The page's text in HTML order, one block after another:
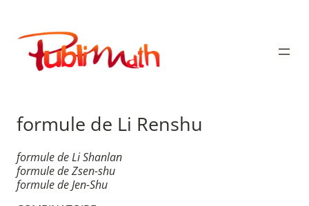
contenu
Publimath
formule de Li Renshu
formule de Li Shanlan
formule de Zsen-shu
formule de Jen-Shu